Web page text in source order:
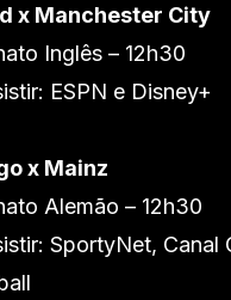
x Manchester City
Inglês – 12h30
ESPN e Disney+
x Mainz
Alemão – 12h30
SportyNet, Canal